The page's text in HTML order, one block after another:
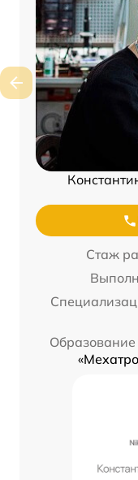
Стаж
Образование